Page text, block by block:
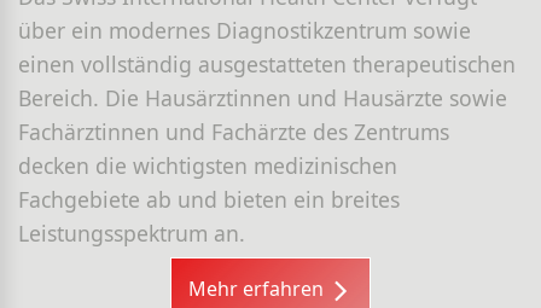
über ein modernes Diagnostikzentrum sowie
einen vollständig ausgestatteten therapeutischen
Bereich. Die Hausärztinnen und Hausärzte sowie
Fachärztinnen und Fachärzte des Zentrums
decken die wichtigsten medizinischen
Fachgebiete ab und bieten ein breites
Leistungsspektrum an.
Mehr erfahren